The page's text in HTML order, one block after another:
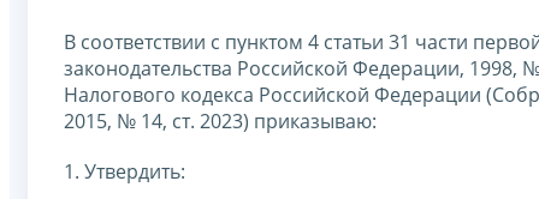
В соответствии с пунктом 4 статьи 31 части
законодательства Российской Федерации, 1998,
Налогового кодекса Российской Федерации
2015, № 14, ст. 2023) приказываю:
1. Утвердить: